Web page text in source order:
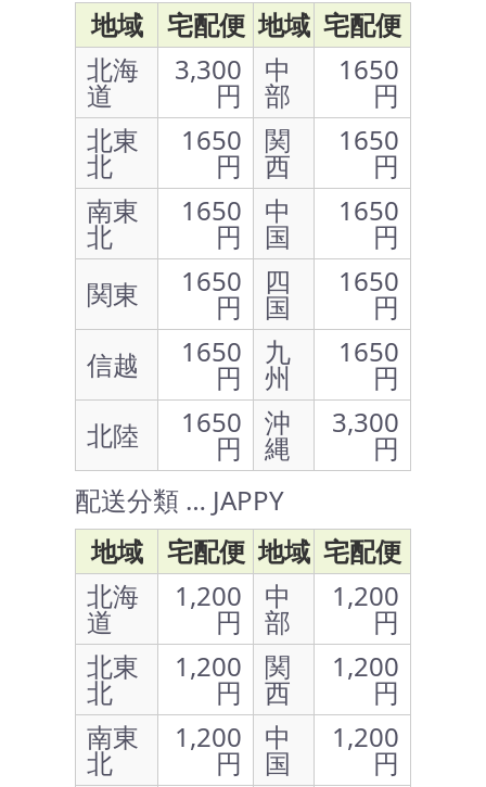
地域
宅配便 地域 宅配便
北海
道
3,300
円
中
部
1650
円
北東
北
1650
円
関
西
1650
円
南東
北
1650
円
中
国
1650
円
関東
1650
円
四
国
1650
円
信越
1650
円
九
州
1650
円
北陸
1650
円
沖
縄
3,300
円
配送分類 … JAPPY
地域
宅配便 地域 宅配便
北海
道
1,200
円
中
部
1,200
円
北東
北
1,200
円
関
西
1,200
円
南東
北
1,200
円
中
国
1,200
円